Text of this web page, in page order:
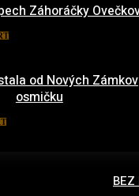
Záhoráčky
od Nových Zámkov
osmičku
BEZ